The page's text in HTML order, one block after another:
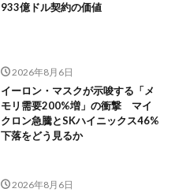
933億ドル契約の価値
2026年8月6日
イーロン・マスクが示唆する「メ
モリ需要200%増」の衝撃 マイ
クロン急騰とSKハイニックス46%
下落をどう見るか
2026年8月6日